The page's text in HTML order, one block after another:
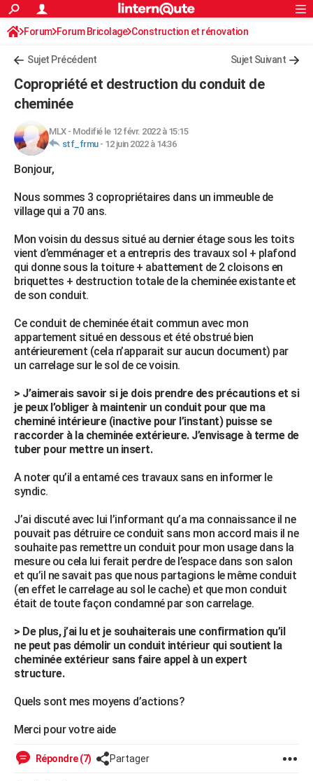
ACTUALITÉS
Politique
Société
Faits Divers
Education
Monde
Villes
+
Programme TV
Streaming
Cinéma
Sorties cinéma
Musique
FINANCE
Retraite
Impôts
Epargne
Immobilier
Risques naturels par ville
Banque
Assurance
Crédit
AUTO
Essais
Réserver un essai
Citadines
Berlines
SUV
Forum auto
HIGH-TECH
Forum
Aménagement intérieur
Extérieur
Cuisine
Salle de bains
Jardinage
Rangement
WEEK-END
Guides de France
Escapades
Patrimoine
Expositions
Musées
Week-end nature
+LIFESTYLE
Art de vivre
Bien-être
Loisirs
Mode
Modes de vie
SANTE
Alimentation
Guide de la santé
Maladies
Médicaments
Sommeil
VOYAGE
Destinations
City break
Voyage nature
Voyage de noces
Forum
Climat
+PHOTO
GUIDES D'ACHAT
BONS PLANS
CARTE DE VOEUX
Carte de Noël
Carte Bonne année
Carte Saint-Valentin
Carte Pâques
Carte d'anniversaire
DICTIONNAIRE
PROGRAMME TV
COPAINS D'AVANT
S'inscrire
Se connecter
Lycées
Collèges
Primaires
Universités
Entreprises
Service militaire
Avis de recherche
AVIS DE DÉCÈS
FORUM
Bricolage
Lifestyle
Culture
SportAuto
Television
Voyage
Cinema
Rechercher
S'inscrire
Connexion
Forum Forum Bricolage Construction et rénovation
Sujet Précédent Sujet Suivant
Copropriété et destruction du conduit de
cheminée
MLX- Modifié le 12 févr. 2022 à 15:15
stf_frmu- 12 juin 2022 à 14:36
Bonjour,
Nous sommes 3 copropriétaires dans un immeuble de
village qui a 70 ans.
Mon voisin du dessus situé au dernier étage sous les toits
vient d’emménager et a entrepris des travaux sol + plafond
qui donne sous la toiture + abattement de 2 cloisons en
briquettes + destruction totale de la cheminée existante et
de son conduit.
Ce conduit de cheminée était commun avec mon
appartement situé en dessous et été obstrué bien
antérieurement (cela n’apparait sur aucun document) par
un carrelage sur le sol de ce voisin.
> J’aimerais savoir si je dois prendre des précautions et si
je peux l’obliger à maintenir un conduit pour que ma
cheminé intérieure (inactive pour l’instant) puisse se
raccorder à la cheminée extérieure. J’envisage à terme de
tuber pour mettre un insert.
A noter qu’il a entamé ces travaux sans en informer le
syndic.
J’ai discuté avec lui l’informant qu’a ma connaissance il ne
pouvait pas détruire ce conduit sans mon accord mais il ne
souhaite pas remettre un conduit pour mon usage dans la
mesure ou cela lui ferait perdre de l’espace dans son salon
et qu’il ne savait pas que nous partagions le même conduit
(en effet le carrelage au sol le cache) et que mon conduit
était de toute façon condamné par son carrelage.
> De plus, j’ai lu et je souhaiterais une confirmation qu’il
ne peut pas démolir un conduit intérieur qui soutient la
cheminée extérieur sans faire appel à un expert
structure.
Quels sont mes moyens d’actions?
Merci pour votre aide
Répondre (7) Partager